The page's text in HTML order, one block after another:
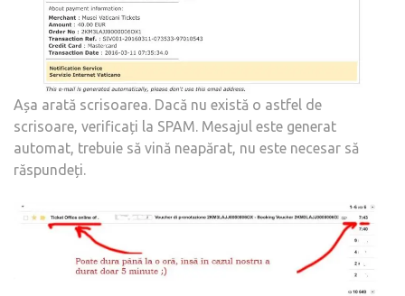
Așa arată scrisoarea. Dacă nu există o astfel de
scrisoare, verificați la SPAM. Mesajul este generat
automat, trebuie să vină neapărat, nu este necesar să
răspundeți.